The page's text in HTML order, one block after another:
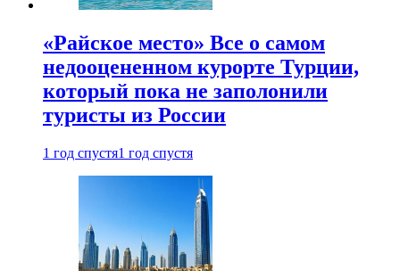
«Райское место» Все о самом
недооцененном курорте Турции,
который пока не заполонили
туристы из России
1 год спустя1 год спустя